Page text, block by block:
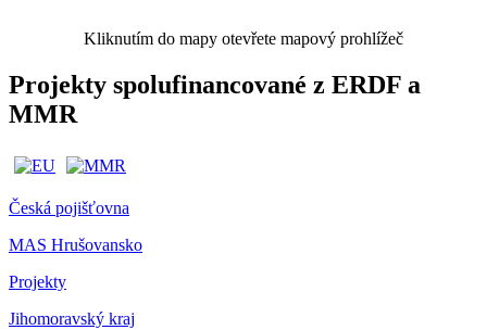
Kliknutím do mapy otevřete mapový prohlížeč
Projekty spolufinancované z ERDF a
MMR
Česká pojišťovna
MAS Hrušovansko
Projekty
Jihomoravský kraj